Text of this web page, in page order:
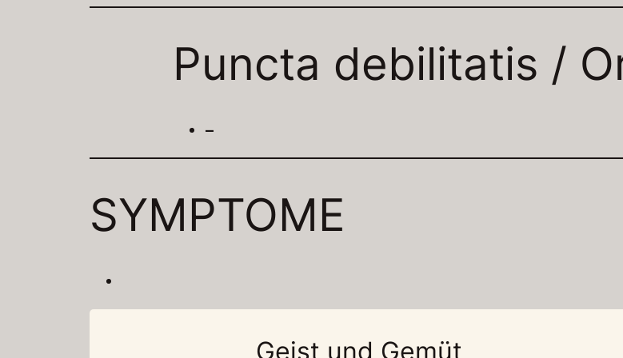
Puncta debilitatis /
–
SYMPTOME
Geist und Gemüt